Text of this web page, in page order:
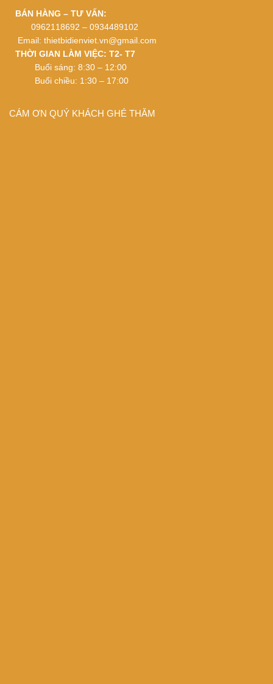
BÁN HÀNG – TƯ VẤN:
0962118692 – 0934489102
Email: thietbidienviet.vn@gmail.com
THỜI GIAN LÀM VIỆC: T2- T7
Buổi sáng: 8:30 – 12:00
Buổi chiều: 1:30 – 17:00
CÁM ƠN QUÝ KHÁCH GHÉ THĂM